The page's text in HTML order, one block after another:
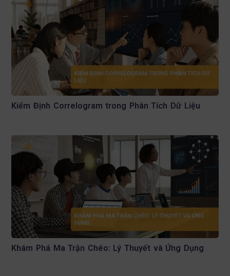
Kiểm Định Correlogram trong Phân Tích Dữ Liệu
Khám Phá Ma Trận Chéo: Lý Thuyết và Ứng Dụng